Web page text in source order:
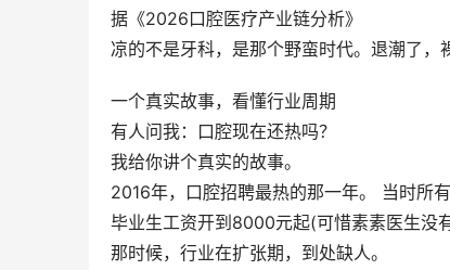
据《2026口腔医疗产业链分析》
凉的不是牙科，是那个野蛮时代。退潮了，
一个真实故事，看懂行业周期
有人问我：口腔现在还热吗？
我给你讲个真实的故事。
2016年，口腔招聘最热的那一年。 当时
毕业生工资开到8000元起(可惜素素医生没
那时候，行业在扩张期，到处缺人。